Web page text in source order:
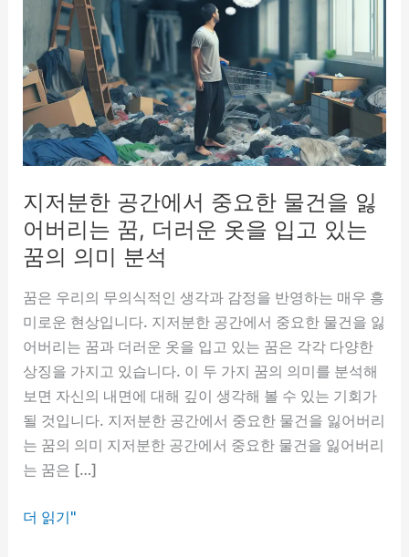
지저분한 공간에서 중요한 물건을 잃
어버리는 꿈, 더러운 옷을 입고 있는
꿈의 의미 분석
꿈은 우리의 무의식적인 생각과 감정을 반영하는 매우 흥
미로운 현상입니다. 지저분한 공간에서 중요한 물건을 잃
어버리는 꿈과 더러운 옷을 입고 있는 꿈은 각각 다양한
상징을 가지고 있습니다. 이 두 가지 꿈의 의미를 분석해
보면 자신의 내면에 대해 깊이 생각해 볼 수 있는 기회가
될 것입니다. 지저분한 공간에서 중요한 물건을 잃어버리
는 꿈의 의미 지저분한 공간에서 중요한 물건을 잃어버리
는 꿈은 […]
지
더 읽기"